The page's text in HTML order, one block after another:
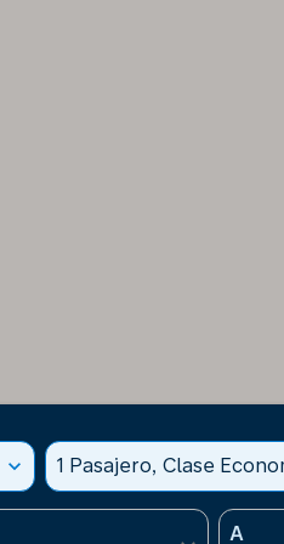
expand_more 1 Pasajero, Clase
A